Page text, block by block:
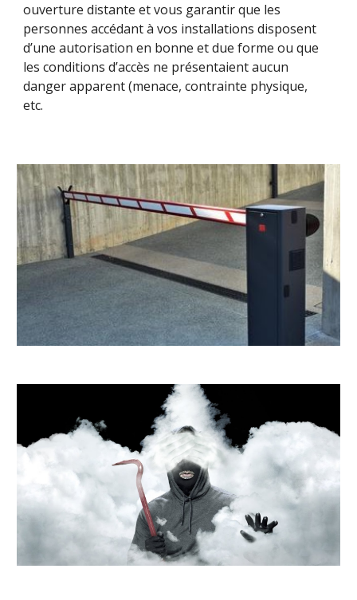
ouverture distante et vous garantir que les
personnes accédant à vos installations disposent
d’une autorisation en bonne et due forme ou que
les conditions d’accès ne présentaient aucun
danger apparent (menace, contrainte physique,
etc.